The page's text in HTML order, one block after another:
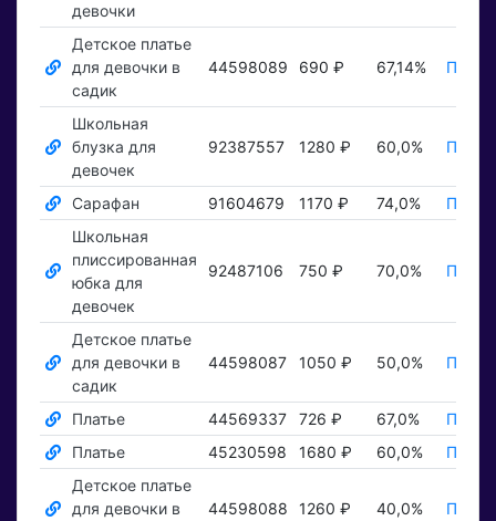
девочки
Детское платье
для девочки в
садик
44598089 690 ₽ 67,14%
Школьная
блузка для
девочек
92387557 1280 ₽ 60,0%
Сарафан 91604679 1170 ₽ 74,0%
Школьная
плиссированная
юбка для
девочек
92487106 750 ₽ 70,0%
Детское платье
для девочки в
садик
44598087 1050 ₽ 50,0%
Платье 44569337 726 ₽ 67,0%
Платье
45230598 1680 ₽ 60,0%
Детское платье
для девочки в
44598088 1260 ₽ 40,0%